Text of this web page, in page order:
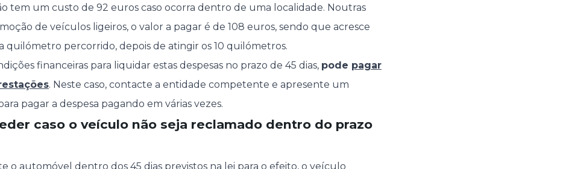
tem um custo de 92 euros caso ocorra dentro de uma localidade. Noutras
de veículos ligeiros, o valor a pagar é de 108 euros, sendo que acresce
quilómetro percorrido, depois de atingir os 10 quilómetros.
financeiras para liquidar estas despesas no prazo de 45 dias, pode pagar
. Neste caso, contacte a entidade competente e apresente um
pagar a despesa pagando em várias vezes.
caso o veículo não seja reclamado dentro do prazo
o automóvel dentro dos 45 dias previstos na lei para o efeito, o veículo